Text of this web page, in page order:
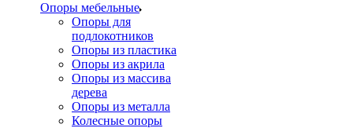
Опоры мебельные
Опоры для
подлокотников
Опоры из пластика
Опоры из акрила
Опоры из массива
дерева
Опоры из металла
Колесные опоры